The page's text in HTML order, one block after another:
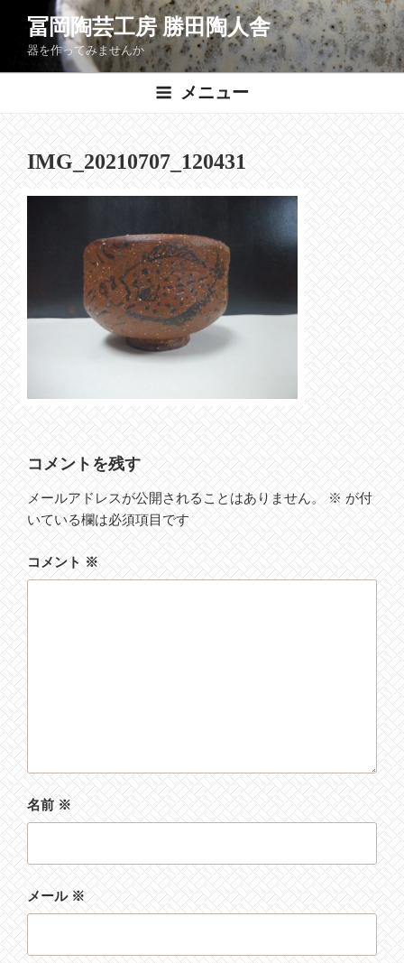
ン
へ
ス
キ
ッ
プ
冨岡陶芸工房 勝田陶人舎
器を作ってみませんか
メニュー
IMG_20210707_120431
コメントを残す
メールアドレスが公開されることはありません。 ※が付
いている欄は必須項目です
コメント※
名前※
メール※